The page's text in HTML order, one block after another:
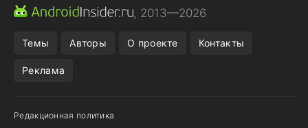
ПРИЛОЖЕНИЯ ANDROID
, 2013—2026
Темы Авторы О проекте Контакты
Реклама
Редакционная политика